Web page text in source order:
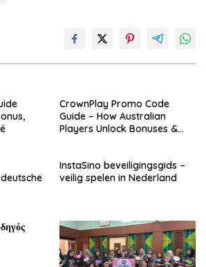
CrownPlay Promo Code
Guide – How Australian
Players Unlock Bonuses &
InstaSino beveiligingsgids –
veilig spelen in Nederland